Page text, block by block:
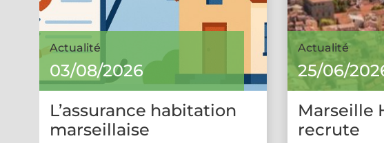
Actualité
03/08/2026
L’assurance habitation
marseillaise
Actualité
25/06/
Marseille
recrute